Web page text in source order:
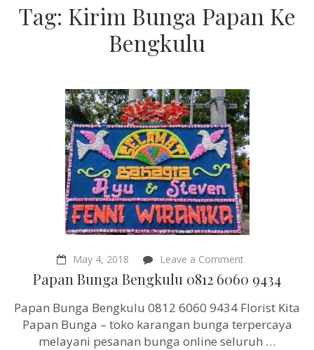
Tag: Kirim Bunga Papan Ke
Bengkulu
May 4, 2018 Leave a Commenton
Bunga
0812
9434
Papan Bunga Bengkulu 0812 6060 9434
Papan Bunga Bengkulu 0812 6060 9434 Florist Kita
Papan Bunga – toko karangan bunga terpercaya
melayani pesanan bunga online seluruh …